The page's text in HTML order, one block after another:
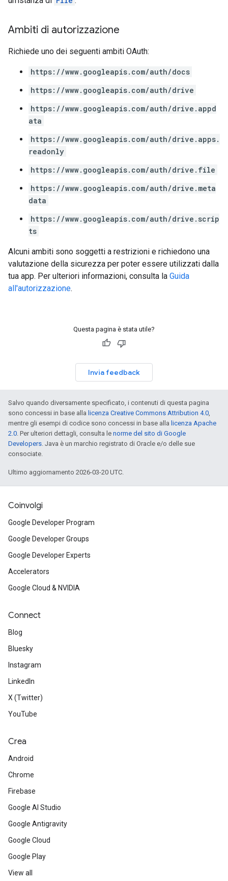
Ambiti di autorizzazione
Richiede uno dei seguenti ambiti OAuth:
https://www.googleapis.com/auth/docs
https://www.googleapis.com/auth/drive
https://www.googleapis.com/auth/drive.appd
ata
https://www.googleapis.com/auth/drive.apps.
readonly
https://www.googleapis.com/auth/drive.file
https://www.googleapis.com/auth/drive.meta
data
https://www.googleapis.com/auth/drive.scrip
ts
Alcuni ambiti sono soggetti a restrizioni e richiedono una
valutazione della sicurezza per poter essere utilizzati dalla
tua app. Per ulteriori informazioni, consulta la Guida
all'autorizzazione.
Questa pagina è stata utile?
Invia feedback
Salvo quando diversamente specificato, i contenuti di questa pagina
sono concessi in base alla licenza Creative Commons Attribution 4.0,
mentre gli esempi di codice sono concessi in base alla licenza Apache
2.0. Per ulteriori dettagli, consulta le norme del sito di Google
Developers. Java è un marchio registrato di Oracle e/o delle sue
consociate.
Ultimo aggiornamento 2026-03-20 UTC.
Coinvolgi
Google Developer Program
Google Developer Groups
Google Developer Experts
Accelerators
Google Cloud & NVIDIA
Connect
Blog
Bluesky
Instagram
LinkedIn
X (Twitter)
YouTube
Crea
Android
Chrome
Firebase
Google AI Studio
Google Antigravity
Google Cloud
Google Play
View all